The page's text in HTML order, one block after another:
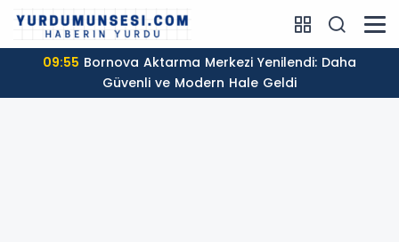
09:55
Güvenli ve Modern Hale Geldi